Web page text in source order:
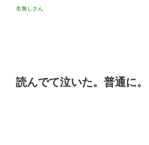
名無しさん
読んでて泣いた。普通に。